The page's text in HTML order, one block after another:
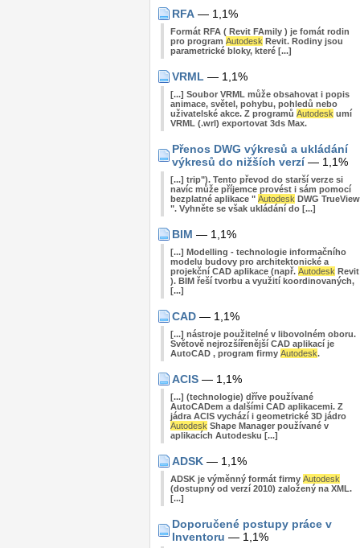
RFA — 1,1%
Formát RFA ( Revit FAmily ) je fomát rodin
pro program Autodesk Revit. Rodiny jsou
parametrické bloky, které [...]
VRML — 1,1%
[...] Soubor VRML může obsahovat i popis
animace, světel, pohybu, pohledů nebo
uživatelské akce. Z programů Autodesk umí
VRML (.wrl) exportovat 3ds Max.
Přenos DWG výkresů a ukládání
výkresů do nižších verzí— 1,1%
[...] trip"). Tento převod do starší verze si
navíc může příjemce provést i sám pomocí
bezplatné aplikace " Autodesk DWG TrueView
". Vyhněte se však ukládání do [...]
BIM — 1,1%
[...] Modelling - technologie informačního
modelu budovy pro architektonické a
projekční CAD aplikace (např. Autodesk Revit
). BIM řeší tvorbu a využití koordinovaných,
[...]
CAD — 1,1%
[...] nástroje použitelné v libovolném oboru.
Světově nejrozšířenější CAD aplikací je
AutoCAD , program firmy Autodesk.
ACIS — 1,1%
[...] (technologie) dříve používané
AutoCADem a dalšími CAD aplikacemi. Z
jádra ACIS vychází i geometrické 3D jádro
Autodesk Shape Manager používané v
aplikacích Autodesku [...]
ADSK — 1,1%
ADSK je výměnný formát firmy Autodesk
(dostupný od verzí 2010) založený na XML.
[...]
Doporučené postupy práce v
Inventoru — 1,1%